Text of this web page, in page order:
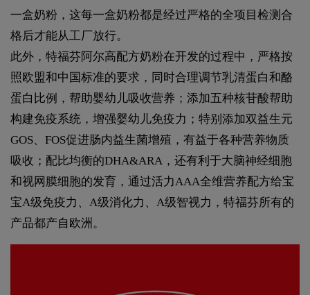
一盒奶粉，这每一盒奶粉都是经过严格的全项目检测合
格后才能从工厂放行。
此外，特福芬阿尔高配方奶粉在开发的过程中，严格按
照欧盟和中国标准的要求，同时合理调节乳清蛋白和酪
蛋白比例，帮助婴幼儿吸收营养；添加五种核苷酸帮助
构建免疫系统，增强婴幼儿免疫力；特别添加双益生元
GOS、FOS促进肠内益生菌增殖，有益于各种营养物质
吸收；配比均衡的DHA&ARA，还有利于大脑神经细胞
和视网膜细胞的发育，通过活力AAA全维营养配方给宝
宝A级免疫力、A级消化力、A级智视力，特福芬所有的
产品都产自欧洲。